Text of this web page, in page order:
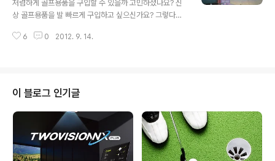
소 골프에 대한 다양한 궁금증을 갖고 있었던 학생들은 물
론, IT와 스포츠에 관심이 있는 학생들까지 모두 부스로 모
여 문전성시를 이뤘답니다. ^^; 특히 골프존 부스에 모인 학
저렴하게 골프용품을 구입할 수 있을까 고민하셨나요? 신
상 골프용품을 발 빠르게 구입하고 싶으신가요? 그렇다면
랜드 클럽, 풀 세트, 캐디 백, 다양한 액세서리까지 골프 마
의 따끈따끈한 오픈 현장으로 함께 떠나볼까요? ^0^ 먼저
깔끔한 시설을 자랑하는 골프존 마켓 W몰점! 골프존 마켓
W몰점은 서울시 금천구 가산동의 W몰 8층에 자리잡고 있
답니다. W몰은 가산동의 아울렛 거리에 위치해 쇼핑을 즐
기는 많은 분들을 볼 수 있는 곳이기도 하지요. 기존 W몰과
근처 아울렛 매장에서도..
6 0 2012. 9. 14.
이 블로그 인기글